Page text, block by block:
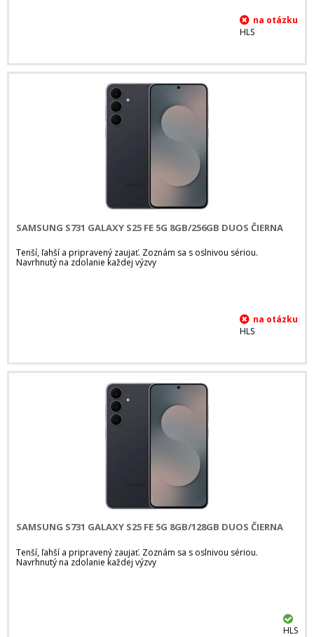
HLS
SAMSUNG S731 GALAXY S25 FE 5G 8GB/256GB DUOS ČIERNA
Tenší, ľahší a pripravený zaujať. Zoznám sa s oslnivou sériou.
Navrhnutý na zdolanie každej výzvy
HLS
SAMSUNG S731 GALAXY S25 FE 5G 8GB/128GB DUOS ČIERNA
Tenší, ľahší a pripravený zaujať. Zoznám sa s oslnivou sériou.
Navrhnutý na zdolanie každej výzvy
HLS